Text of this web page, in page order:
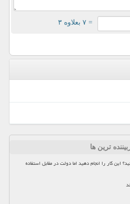
= ۷ بعلاوه ۳
ترین ها
این کار را انجام دهید اما دولت در مقابل استفاده